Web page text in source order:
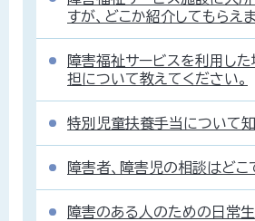
すが、どこか紹介してもらえ
障害福祉サービスを利用し
担について教えてください。
特別児童扶養手当について知
障害者、障害児の相談はどこ
障害のある人のための日常